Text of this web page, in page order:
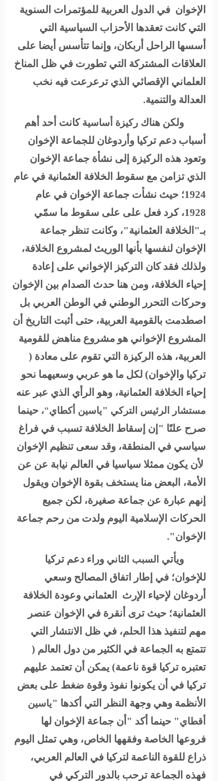
الإخوان في الدول العربية للمؤتمرات السنوية
التي كانت تعقدها الأحزاب السياسية التي
أسسها الراحل أربكان، وإنما تتأسس أيضا على
العلاقات المشتركة التي تطورت في ظل المناخ
العلماني الإقصائي الذي ترعرعت فيه نخب
العدالة والتنمية.
ولكن هناكركيزة أساسية كانت أحد أهم
أسباب دعم تركيا وأردوغان للجماعة الإخوان
وتعود هذه الركيزة إلى نشأة جماعة الإخوان
الذي تزامن مع سقوط الخلافة العثمانية في عام
1924؛ حيث نشأت جماعة الإخوان في عام
1928، كرد فعل على على سقوط ما سمّي
بـ"الخلافة العثمانية"، وكانت تنظر جماعة
الإخوان لنفسها بأنها الوريث لمشروع الخلافة،
ولذلك فقد كان التركيز الإخواني على إعادة
إحياء الخلافة، ومن هنا حدث الصدام بين الإخوان
وحركات التحرر الوطني في الوطن العربي بل
اصطدمت بالقومية العربية، حتى أثبت التاريخ أن
المشروع الإخواني هو مشروع مناهض للقومية
العربية، هذه الركيزة التي تقوم على معادة (
تركيا والإخوان) لكل ما هو عربي وسعيهما نحو
إحياء الخلافة العثمانية، وهو الرأي الذي عبر عنه
مستشار الرئيس التركي "ياسين أكطاي"، حينما
صرح علنًا "إن إسقاط الخلافة تسبب في فراغ
سياسي في المنطقة، وقد سعى تنظيم الإخوان
لأن يكون ممثلا سياسيا في العالم نيابة عن عن
الأمة، البعض منا يستخف بقوة الإخوان ويقول
إنهم عبارة عن جماعة صغيرة، لكن جميع
الحركات الإسلامية اليوم ولدت من رحم جماعة
الإخوان".
ويأتي السبب الثاني وراء دعم تركيا
للإخوان؛ في إطار اتفاق المصالح وسعي
أردوغان لإحياء الإرث العثماني وعودة الخلافة
العثمانية؛ حيث ترى أنقرة في الإخوان عنصر
مهم لتنفيذ هذا الحلم، في ظل الانتشار التي
تتمتع به الجماعة في الكثير من دول العالم (
تعتبره تركيا قوة ناعمة) يمكن أن تعتمد عليهم
تركيا في أن يكونوا نفوذ وقوة ضغط على بعض
الأنظمة وهي وجهة النظر التي أكدها "ياسين
أقطاي" حينما أكد "أن جماعة الإخوان لها
فروعها الخاصة وفقهها الخاص، وهي تمثل اليوم
ذراع للقوة الناعمة لتركيا في العالم العربي،
فهذه الجماعة ترحب بالدور التركي في